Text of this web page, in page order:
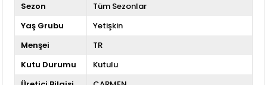
Sezon
Tüm Sezonlar
Yaş Grubu
Yetişkin
Menşei
TR
Kutu Durumu
Kutulu